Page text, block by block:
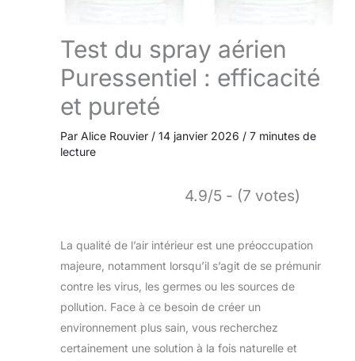
Test du spray aérien
Puressentiel : efficacité
et pureté
Par Alice Rouvier / 14 janvier 2026 / 7 minutes de
lecture
4.9/5 - (7 votes)
La qualité de l’air intérieur est une préoccupation
majeure, notamment lorsqu’il s’agit de se prémunir
contre les virus, les germes ou les sources de
pollution. Face à ce besoin de créer un
environnement plus sain, vous recherchez
certainement une solution à la fois naturelle et